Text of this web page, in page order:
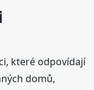
které odpovídají
domů,